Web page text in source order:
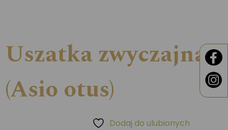
Uszatka zwyczajna
(Asio otus)
Dodaj do ulubionych